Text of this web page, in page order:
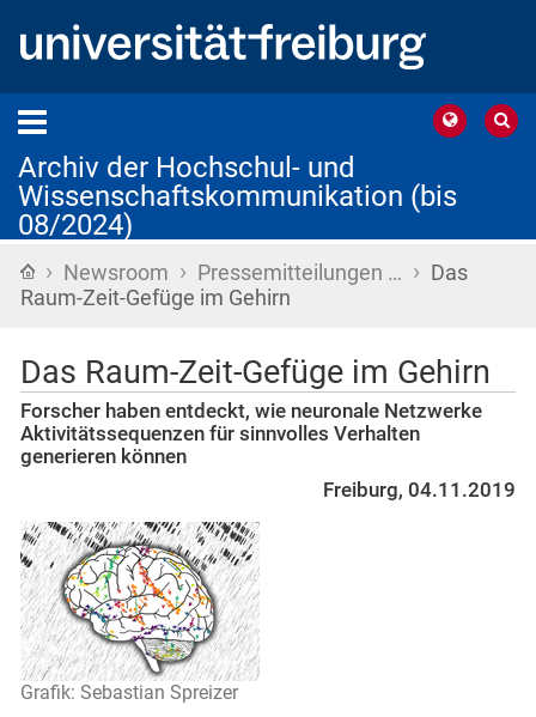
Archiv der Hochschul- und
Wissenschaftskommunikation (bis
08/2024)
Startseite
› Newsroom › Pressemitteilungen … › Das
Raum-Zeit-Gefüge im Gehirn
Das Raum-Zeit-Gefüge im Gehirn
Forscher haben entdeckt, wie neuronale Netzwerke
Aktivitätssequenzen für sinnvolles Verhalten
generieren können
Freiburg, 04.11.2019
Grafik: Sebastian Spreizer